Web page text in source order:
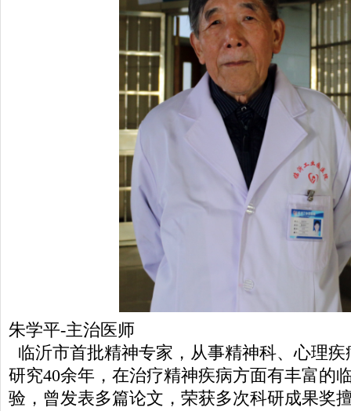
朱学平-主治医师
临沂市首批精神专家，从事精神科、心理
研究40余年，在治疗精神疾病方面有丰富的
验，曾发表多篇论文，荣获多次科研成果奖